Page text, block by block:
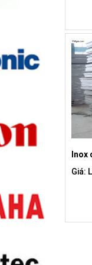
Inox
Giá: